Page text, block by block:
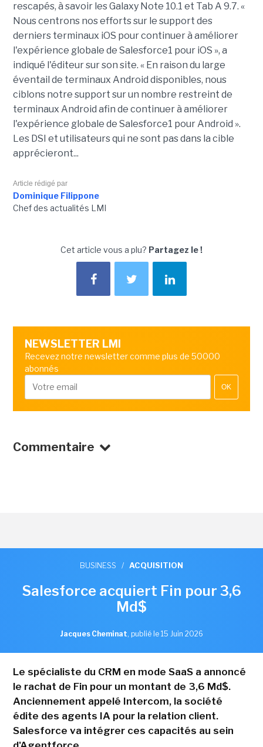
rescapés, à savoir les Galaxy Note 10.1 et Tab A 9.7. «
Nous centrons nos efforts sur le support des
derniers terminaux iOS pour continuer à améliorer
l'expérience globale de Salesforce1 pour iOS », a
indiqué l'éditeur sur son site. « En raison du large
éventail de terminaux Android disponibles, nous
ciblons notre support sur un nombre restreint de
terminaux Android afin de continuer à améliorer
l'expérience globale de Salesforce1 pour Android ».
Les DSI et utilisateurs qui ne sont pas dans la cible
apprécieront...
Article rédigé par
Dominique Filippone
Chef des actualités LMI
Cet article vous a plu? Partagez le !
NEWSLETTER LMI
Recevez notre newsletter comme plus de 50000
abonnés
OK
Commentaire
BUSINESS / ACQUISITION
Salesforce acquiert Fin pour 3,6
Md$
Jacques Cheminat, publié le 15 Juin 2026
Le spécialiste du CRM en mode SaaS a annoncé
le rachat de Fin pour un montant de 3,6 Md$.
Anciennement appelé Intercom, la société
édite des agents IA pour la relation client.
Salesforce va intégrer ces capacités au sein